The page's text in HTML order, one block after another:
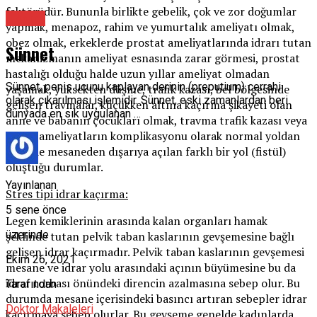
faktörüdür. Bununla birlikte gebelik, çok ve zor doğumlar
yapmak, menapoz, rahim ve yumurtalık ameliyatı olmak,
obez olmak, erkeklerde prostat ameliyatlarında idrarı tutan
mekanizmanın ameliyat esnasında zarar görmesi, prostat
hastalığı olduğu halde uzun yıllar ameliyat olmadan
yaşamak, yüksekten düşme, trafik kazası, bel bölgesinde
gelişen travmalar, küçükken altına kaçırma şikayeti olan
anne ve babanın çocukları olmak, travma trafik kazası veya
çeşitli ameliyatların komplikasyonu olarak normal yoldan
değil de mesaneden dışarıya açılan farklı bir yol (fistül)
oluştuğu durumlar.
Stres tipi idrar kaçırma:
Legen kemiklerinin arasında kalan organları hamak
şeklinde tutan pelvik taban kaslarının gevşemesine bağlı
gelişen idrar kaçırmadır. Pelvik taban kaslarının gevşemesi
mesane ve idrar yolu arasındaki açının büyümesine bu da
idrar torbası önündeki direncin azalmasına sebep olur. Bu
durumda mesane içerisindeki basıncı artıran sebepler idrar
Sünnet
Sünnet, penis ucunu kaplayan derinin (preputium) cerrahi
olarak çıkarılması işlemidir. Sünnet, eski zamanlardan beri
dünyada en sık uygulanan …
Yayınlanan
5 sene önce
üzerinde
Ekim 26, 2021
Tarafından
Doktor Makaleleri